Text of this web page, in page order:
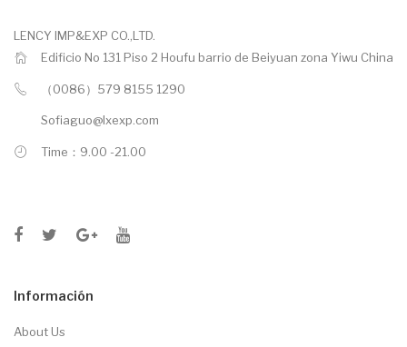
LENCY IMP&EXP CO.,LTD.
Edificio No 131 Piso 2 Houfu barrio de Beiyuan zona Yiwu China
（0086）579 8155 1290
Sofiaguo@lxexp.com
Time：9.00 -21.00
Información
About Us